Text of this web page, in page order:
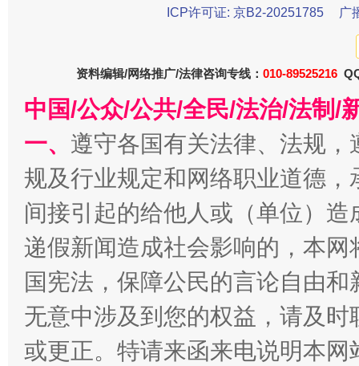
东山县通报“牛蛙产品抗生素超标问题” 法
千年窑火 生生不息
ICP许可证: 京B2-20251785
广
资料编辑/网络推广/法律咨询专线： 010-89525216
中国/公众/公共/全民/法治/法制/
一、 遵守各国有关法律、法规
规及行业规定和网络职业道德
间接引起的给他人或（单位）
递假新闻造成社会影响的，本
国宪法，保障公民的言论自由
无意中涉及到您的权益，请及
或更正。特请来函来电说明本